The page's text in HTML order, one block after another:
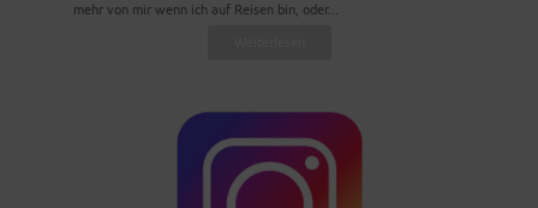
mehr von mir wenn ich auf Reisen bin, oder...